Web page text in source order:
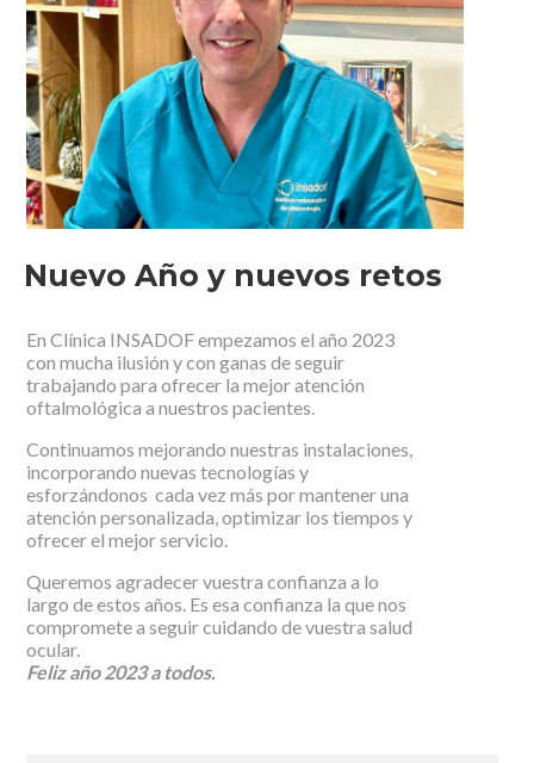
Nuevo Año y nuevos retos
En Clínica INSADOF empezamos el año 2023
con mucha ilusión y con ganas de seguir
trabajando para ofrecer la mejor atención
oftalmológica a nuestros pacientes.
Continuamos mejorando nuestras instalaciones,
incorporando nuevas tecnologías y
esforzándonos cada vez más por mantener una
atención personalizada, optimizar los tiempos y
ofrecer el mejor servicio.
Queremos agradecer vuestra confianza a lo
largo de estos años. Es esa confianza la que nos
compromete a seguir cuidando de vuestra salud
ocular.
Feliz año 2023 a todos.